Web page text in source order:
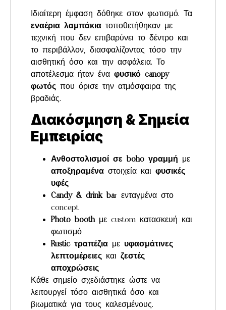
Ιδιαίτερη έμφαση δόθηκε στον φωτισμό. Τα
εναέρια λαμπάκια τοποθετήθηκαν με
τεχνική που δεν επιβαρύνει το δέντρο και
το περιβάλλον, διασφαλίζοντας τόσο την
αισθητική όσο και την ασφάλεια. Το
αποτέλεσμα ήταν ένα φυσικό canopy
φωτός που όρισε την ατμόσφαιρα της
βραδιάς.
Διακόσμηση & Σημεία
Εμπειρίας
Ανθοστολισμοί σε boho γραμμή με
αποξηραμένα στοιχεία και φυσικές
υφές
Candy & drink bar ενταγμένα στο
concept
Photo boothμε custom κατασκευή και
φωτισμό
Rustic τραπέζια με υφασμάτινες
λεπτομέρειες και ζεστές
αποχρώσεις
Κάθε σημείο σχεδιάστηκε ώστε να
λειτουργεί τόσο αισθητικά όσο και
βιωματικά για τους καλεσμένους.